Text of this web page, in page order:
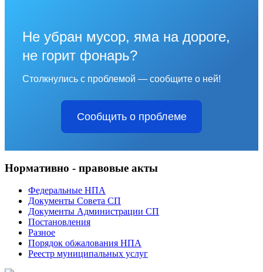
Не убран мусор, яма на дороге,
не горит фонарь?
Столкнулись с проблемой — сообщите о ней!
Сообщить о проблеме
Нормативно - правовые акты
Федеральные НПА
Документы Совета СП
Документы Администрации СП
Постановления
Разное
Порядок обжалования НПА
Реестр муниципальных услуг